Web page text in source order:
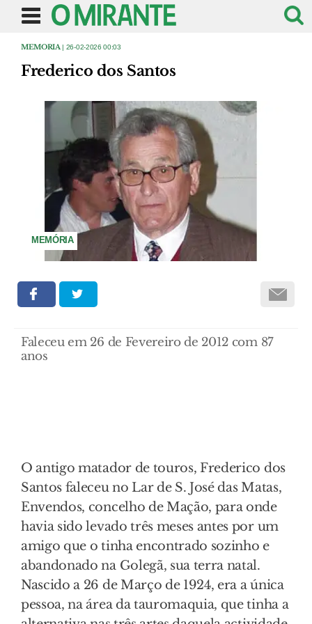
MEMORIA | 26-02-2026 00:03
Frederico dos Santos
MEMÓRIA
Faleceu em 26 de Fevereiro de 2012 com 87
anos
O antigo matador de touros, Frederico dos
Santos faleceu no Lar de S. José das Matas,
Envendos, concelho de Mação, para onde
havia sido levado três meses antes por um
amigo que o tinha encontrado sozinho e
abandonado na Golegã, sua terra natal.
Nascido a 26 de Março de 1924, era a única
pessoa, na área da tauromaquia, que tinha a